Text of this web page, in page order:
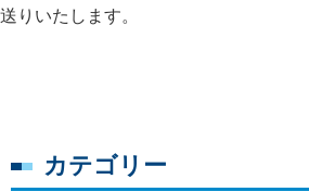
送りいたします。
カテゴリー